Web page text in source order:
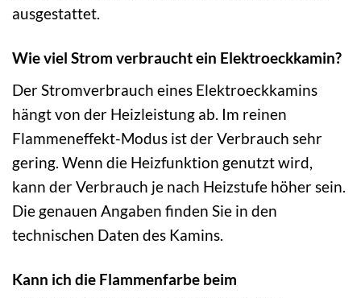
ausgestattet.
Wie viel Strom verbraucht ein Elektroeckkamin?
Der Stromverbrauch eines Elektroeckkamins
hängt von der Heizleistung ab. Im reinen
Flammeneffekt-Modus ist der Verbrauch sehr
gering. Wenn die Heizfunktion genutzt wird,
kann der Verbrauch je nach Heizstufe höher sein.
Die genauen Angaben finden Sie in den
technischen Daten des Kamins.
Kann ich die Flammenfarbe beim